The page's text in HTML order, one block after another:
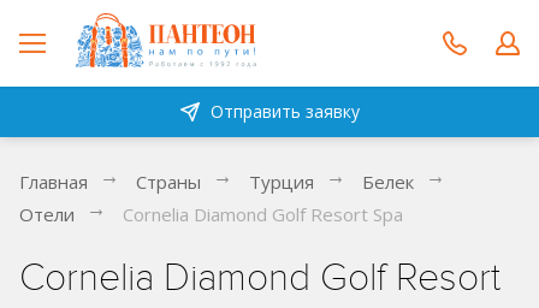
Отправить заявку
Главная Страны Турция
Белек
Отели
Cornelia Diamond Golf Resort Spa
Cornelia Diamond Golf Resort